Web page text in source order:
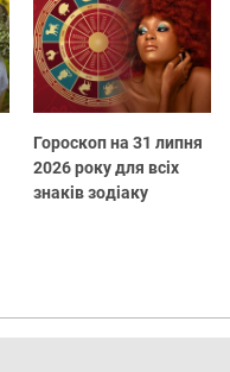
Гороскоп на 31 липня
2026 року для всіх
знаків зодіаку